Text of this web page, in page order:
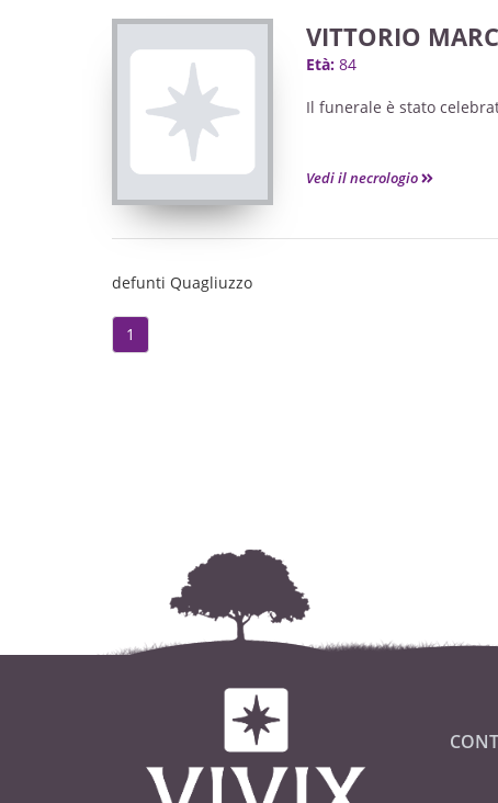
VITTORIO
Età: 84
Il funerale è stato
Vedi il necrologio
defunti Quagliuzzo
1